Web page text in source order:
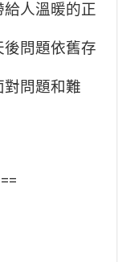
人溫暖的正
問題依舊存
問題和難